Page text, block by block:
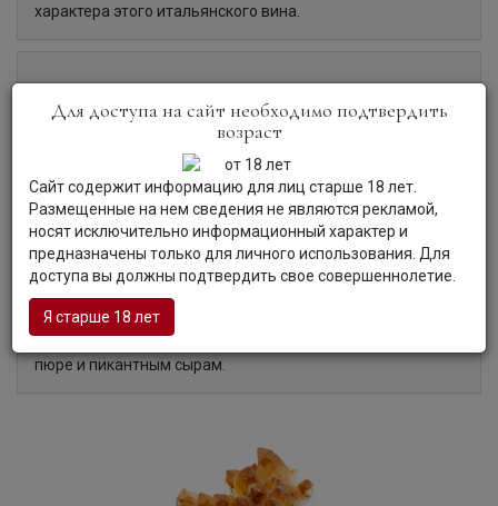
характера этого итальянского вина.
Органолептические характеристики:
У вина золотисто-соломенный цвет.
Аромат:Вино чарует освежающим ароматом, с котором
гармонично сплелись ноты персика, груши, минералов и
белых цветов.
Вкус:Вино демонстрирует мягкий, свежий вкус с гладкой
текстурой, фруктовыми акцентами и приятной кислинкой
в сухом послевкусии.
Гастрономия:Вино станет идеальным дополнением к
пюре и пикантным сырам.
Для доступа на сайт необходимо подтвердить
возраст
Сайт содержит информацию для лиц старше 18 лет.
Размещенные на нем сведения не являются рекламой,
носят исключительно информационный характер и
предназначены только для личного использования. Для
доступа вы должны подтвердить свое совершеннолетие.
Я старше 18 лет